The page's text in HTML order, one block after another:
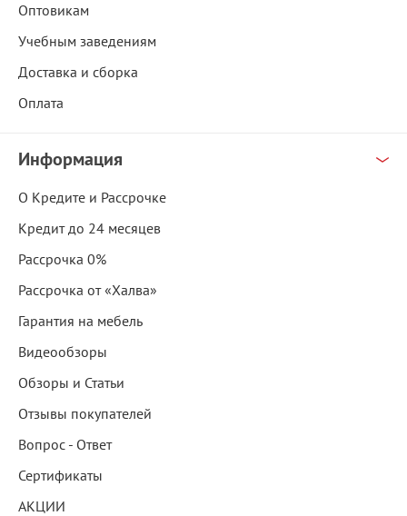
Оптовикам
Учебным заведениям
Доставка и сборка
Оплата
Информация
О Кредите и Рассрочке
Кредит до 24 месяцев
Рассрочка 0%
Рассрочка от «Халва»
Гарантия на мебель
Видеообзоры
Обзоры и Статьи
Отзывы покупателей
Вопрос - Ответ
Сертификаты
АКЦИИ